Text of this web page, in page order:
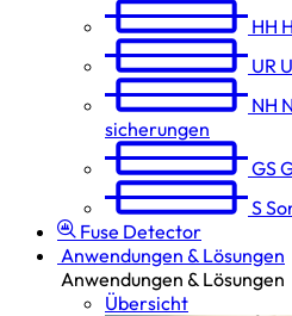
HH
UR
NH
sicherungen
GS
S
Fuse Detector
Anwendungen & Lösungen
Anwendungen & Lösungen
Übersicht